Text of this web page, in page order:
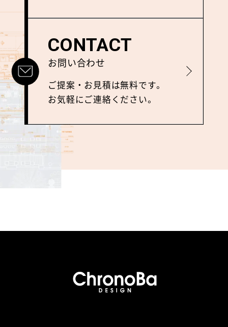
CONTACT
お問い合わせ
ご提案‧お⾒積は無料です。
お気軽にご連絡ください。